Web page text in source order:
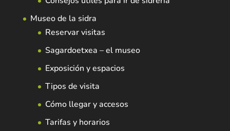
Museo de la sidra
Reservar visitas
Sagardoetxea – el museo
Exposición y espacios
Tipos de visita
Cómo llegar y accesos
Tarifas y horarios